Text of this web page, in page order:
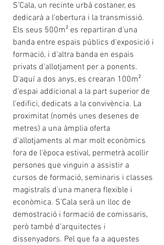
S’Cala, un recinte urbà costaner, es
dedicarà a l’obertura i la transmissió.
Els seus 500m² es repartiran d'una
banda entre espais públics d'exposició i
formació, i d'altra banda en espais
privats d'allotjament per a ponents.
D'aquí a dos anys, es crearan 100m²
d'espai addicional a la part superior de
l'edifici, dedicats a la convivència. La
proximitat (només unes desenes de
metres) a una àmplia oferta
d'allotjaments al mar molt econòmics
fora de l'època estival, permetrà acollir
persones que vinguin a assistir a
cursos de formació, seminaris i classes
magistrals d'una manera flexible i
econòmica. S’Cala serà un lloc de
demostració i formació de comissaris,
però també d’arquitectes i
dissenyadors. Pel que fa a aquestes